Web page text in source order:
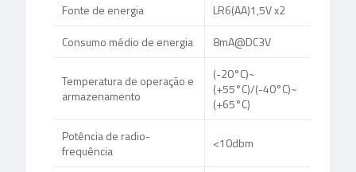
Fonte de energia
LR6(AA)1,5V x2
Consumo médio de energia
8mA@DC3V
Temperatura de operação e
armazenamento
(-20°C)~
(+55°C)/(-40°C)~
(+65°C)
Potência de radio-
frequência
<10dbm